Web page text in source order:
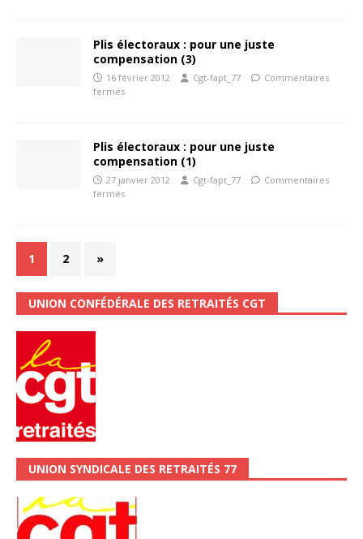
Plis électoraux : pour une juste
compensation (3)
16 février 2012 Cgt-fapt_77
Commentaires
fermés
Plis électoraux : pour une juste
compensation (1)
27 janvier 2012 Cgt-fapt_77
Commentaires
fermés
1 2 »
UNION CONFÉDÉRALE DES RETRAITÉS CGT
UNION SYNDICALE DES RETRAITÉS 77